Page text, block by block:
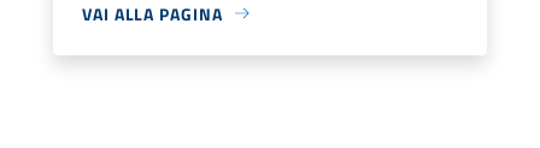
VAI ALLA PAGINA